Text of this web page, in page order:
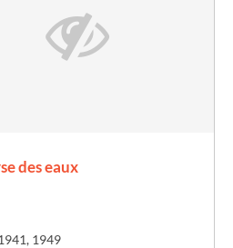
des eaux
1949